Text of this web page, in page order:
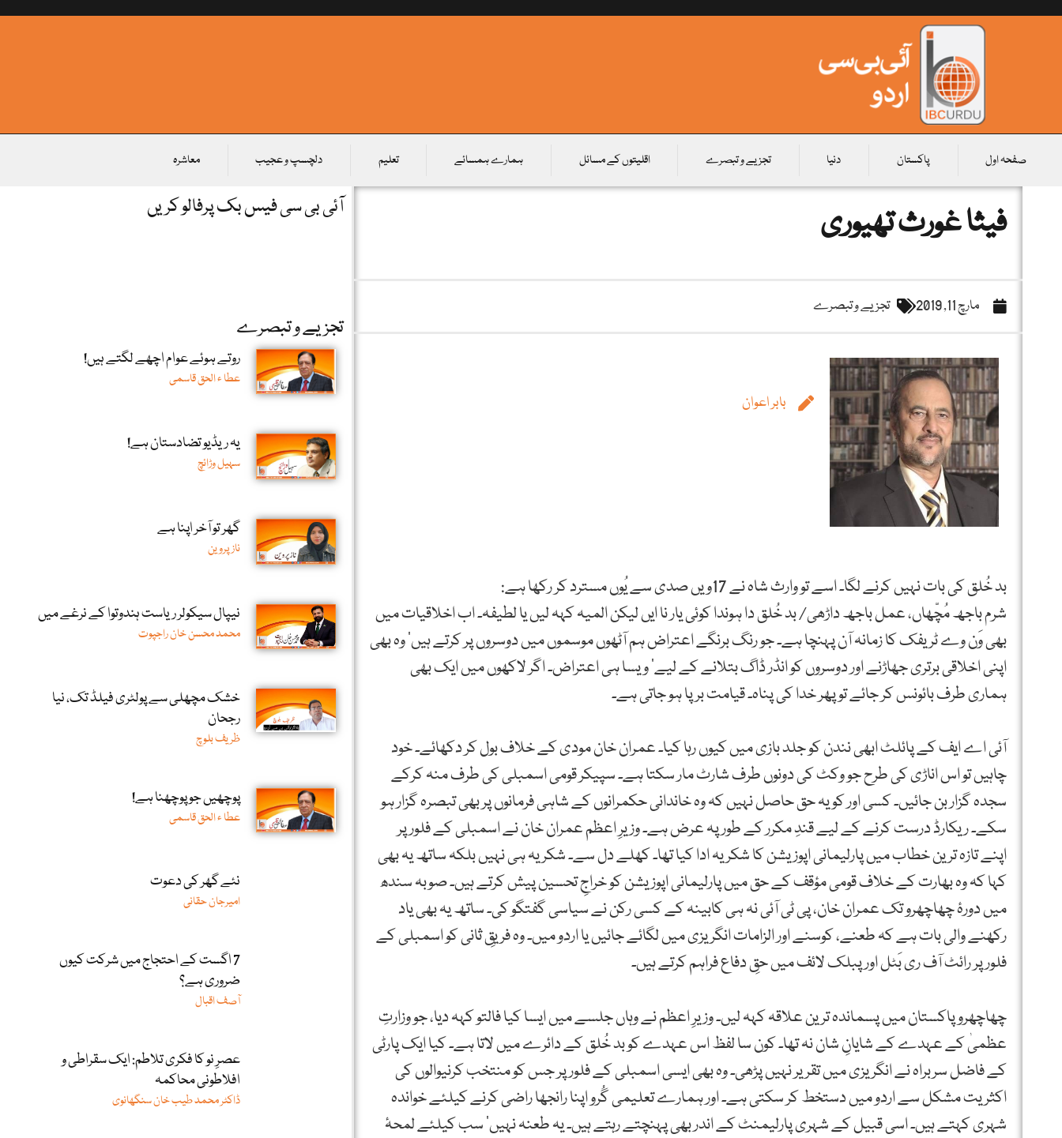
صفحہ اول پاکستان دنیا تجزیے و تبصرے اقلیتوں کے مسائل ہمارے ہمسائے تعلیم دلچسپ و عجیب معاشرہ
فیثا غورث تھیوری
مارچ 11, 2019 تجزیے و تبصرے
بابر اعوان
بد خُلق کی بات نہیں کرنے لگا۔ اسے تو وارث شاہ نے 17ویں صدی سے یُوں مسترد کر رکھا ہے:
شرم باجھ مُچّھاں، عمل باجھ داڑھی/ بد خُلق دا ہوندا کوئی یار نا ایں لیکن المیہ کہہ لیں یا لطیفہ۔ اب اخلاقیات میں
بھی وَن وے ٹریفک کا زمانہ آن پہنچا ہے۔ جو رنگ برنگے اعتراض ہم آٹھوں موسموں میں دوسروں پر کرتے ہیں‘ وہ بھی
اپنی اخلاقی برتری جھاڑنے اور دوسروں کو انڈر ڈاگ بتلانے کے لیے‘ ویسا ہی اعتراض۔ اگر لاکھوں میں ایک بھی
ہماری طرف بائونس کر جائے تو پھر خدا کی پناہ۔ قیامت برپا ہو جاتی ہے۔
آئی اے ایف کے پائلٹ ابھی نندن کو جلد بازی میں کیوں رہا کیا۔ عمران خان مودی کے خلاف بول کر دکھائے۔ خود
چاہیں تو اس اناڑی کی طرح جو وکٹ کی دونوں طرف شارٹ مار سکتا ہے۔ سپیکر قومی اسمبلی کی طرف منہ کرکے
سجدہ گزار بن جائیں۔ کسی اور کو یہ حق حاصل نہیں کہ وہ خاندانی حکمرانوں کے شاہی فرمانوں پر بھی تبصرہ گزار ہو
سکے۔ ریکارڈ درست کرنے کے لیے قندِ مکرر کے طور پہ عرض ہے۔ وزیرِ اعظم عمران خان نے اسمبلی کے فلور پر
اپنے تازہ ترین خطاب میں پارلیمانی اپوزیشن کا شکریہ ادا کیا تھا۔ کھلے دل سے۔ شکریہ ہی نہیں بلکہ ساتھ یہ بھی
کہا کہ وہ بھارت کے خلاف قومی مؤقف کے حق میں پارلیمانی اپوزیشن کو خراجِ تحسین پیش کرتے ہیں۔ صوبہ سندھ
میں دورۂ چھاچھرو تک عمران خان، پی ٹی آئی نہ ہی کابینہ کے کسی رکن نے سیاسی گفتگو کی۔ ساتھ یہ بھی یاد
رکھنے والی بات ہے کہ طعنے، کوسنے اور الزامات انگریزی میں لگائے جائیں یا اردو میں۔ وہ فریقِ ثانی کو اسمبلی کے
فلور پر رائٹ آف ری بَٹل اور پبلک لائف میں حقِ دفاع فراہم کرتے ہیں۔
چھاچھرو پاکستان میں پسماندہ ترین علاقہ کہہ لیں۔ وزیرِ اعظم نے وہاں جلسے میں ایسا کیا فالتو کہہ دیا، جو وزارتِ
عظمیٰ کے عہدے کے شایانِ شان نہ تھا۔ کون سا لفظ اس عہدے کو بد خُلق کے دائرے میں لاتا ہے۔ کیا ایک پارٹی
کے فاضل سربراہ نے انگریزی میں تقریر نہیں پڑھی۔ وہ بھی ایسی اسمبلی کے فلور پر جس کو منتخب کرنیوالوں کی
اکثریت مشکل سے اردو میں دستخط کر سکتی ہے۔ اور ہمارے تعلیمی گُرو اپنا رانجھا راضی کرنے کیلئے خواندہ
شہری کہتے ہیں۔ اسی قبیل کے شہری پارلیمنٹ کے اندر بھی پہنچتے رہتے ہیں۔ یہ طعنہ نہیں‘ سب کیلئے لمحۂ
آئی بی سی فیس بک پرفالو کریں
تجزیے و تبصرے
روتے ہوئے عوام اچھے لگتے ہیں!
عطا ء الحق قاسمی
یہ ریڈیو تضادستان ہے!
سہیل وڑائچ
گھر تو آخر اپنا ہے
ناز پروین
نیپال سیکولر ریاست ہندوتوا کے نرغے میں
محمد محسن خان راجپوت
خشک مچھلی سے پولٹری فیلڈ تک، نیا
رجحان
ظریف بلوچ
پوچھیں جو پوچھنا ہے!
عطا ء الحق قاسمی
نئے گھر کی دعوت
امیرجان حقانی
7 اگست کے احتجاج میں شرکت کیوں
ضروری ہے؟
آصف اقبال
عصرِ نو کا فکری تلاطم: ایک سقراطی و
افلاطونی محاکمہ
ڈاکٹر محمد طیب خان سنگھانوی